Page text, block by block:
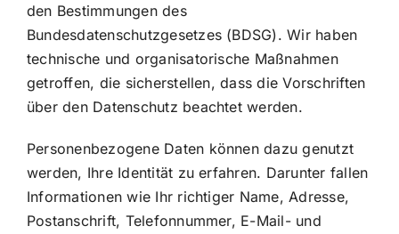
den Bestimmungen des
Bundesdatenschutzgesetzes (BDSG). Wir haben
technische und organisatorische Maßnahmen
getroffen, die sicherstellen, dass die Vorschriften
über den Datenschutz beachtet werden.
Personenbezogene Daten können dazu genutzt
werden, Ihre Identität zu erfahren. Darunter fallen
Informationen wie Ihr richtiger Name, Adresse,
Postanschrift, Telefonnummer, E-Mail- und